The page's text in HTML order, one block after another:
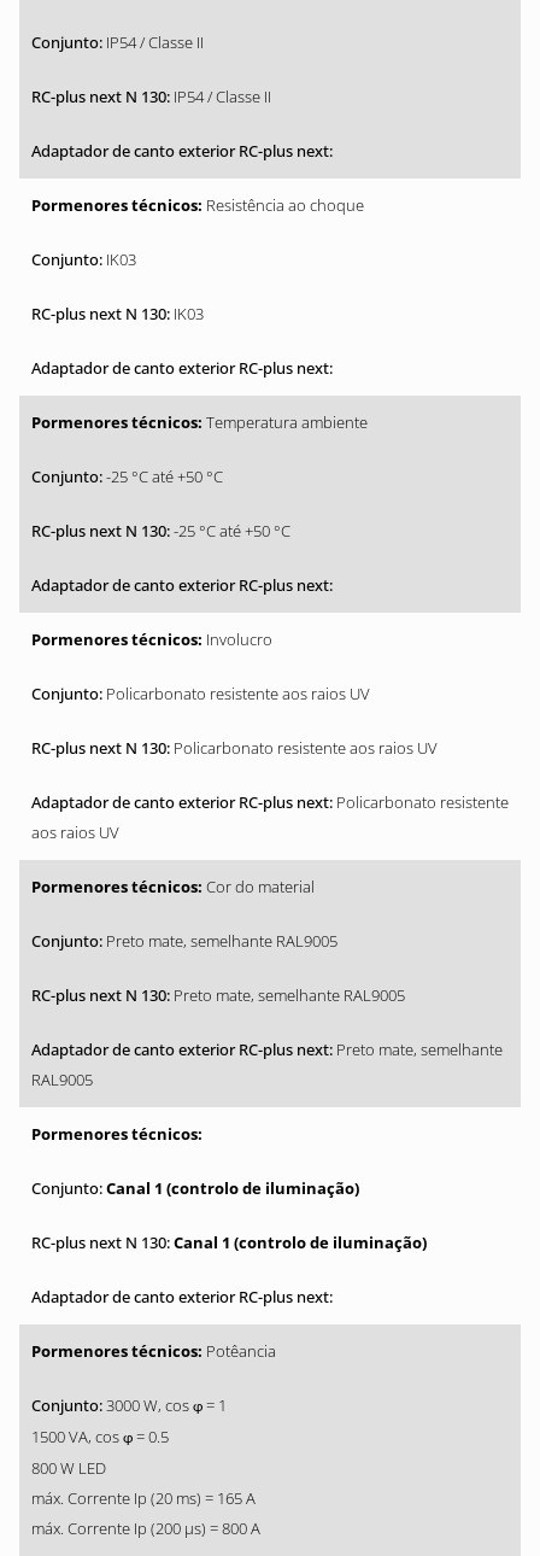
IP54 / Classe II
IP54 / Classe II
Resistência ao choque
IK03
IK03
Temperatura ambiente
-25 °C até +50 °C
-25 °C até +50 °C
Involucro
Policarbonato resistente aos raios UV
Policarbonato resistente aos raios UV
Policarbonato resistente
aos raios UV
Cor do material
Preto mate, semelhante RAL9005
Preto mate, semelhante RAL9005
Preto mate, semelhante
RAL9005
Canal 1 (controlo de iluminação)
Canal 1 (controlo de iluminação)
Potêancia
3000 W, cos φ = 1
1500 VA, cos φ = 0.5
800 W LED
máx. Corrente Ip (20 ms) = 165 A
máx. Corrente Ip (200 µs) = 800 A